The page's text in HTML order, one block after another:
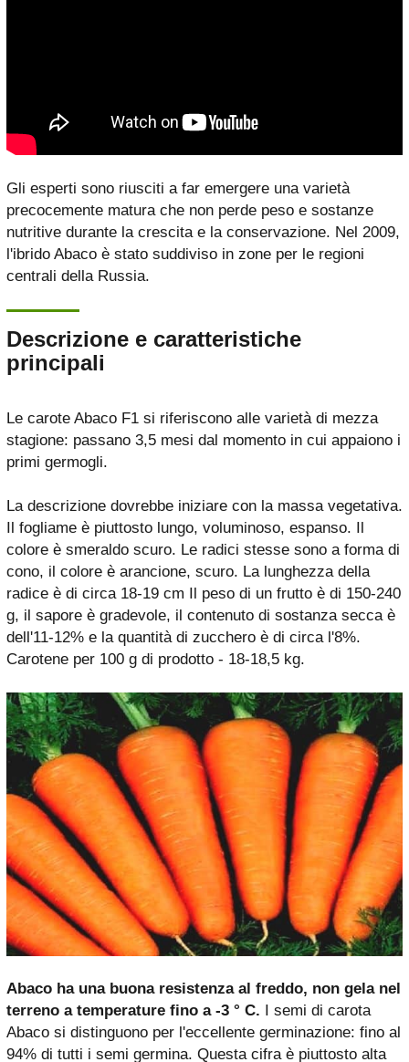
Gli esperti sono riusciti a far emergere una varietà
precocemente matura che non perde peso e sostanze
nutritive durante la crescita e la conservazione. Nel 2009,
l'ibrido Abaco è stato suddiviso in zone per le regioni
centrali della Russia.
Descrizione e caratteristiche
principali
Le carote Abaco F1 si riferiscono alle varietà di mezza
stagione: passano 3,5 mesi dal momento in cui appaiono i
primi germogli.
La descrizione dovrebbe iniziare con la massa vegetativa.
Il fogliame è piuttosto lungo, voluminoso, espanso. Il
colore è smeraldo scuro. Le radici stesse sono a forma di
cono, il colore è arancione, scuro. La lunghezza della
radice è di circa 18-19 cm Il peso di un frutto è di 150-240
g, il sapore è gradevole, il contenuto di sostanza secca è
dell'11-12% e la quantità di zucchero è di circa l'8%.
Carotene per 100 g di prodotto - 18-18,5 kg.
Abaco ha una buona resistenza al freddo, non gela nel
terreno a temperature fino a -3 ° C.
I semi di carota
Abaco si distinguono per l'eccellente germinazione: fino al
94% di tutti i semi germina. Questa cifra è piuttosto alta